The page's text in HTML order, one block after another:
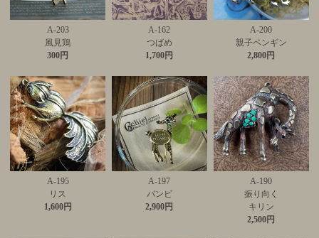
A-203
風見鶏
300円
A-162
つばめ
1,700円
A-200
親子ペンギン
2,800円
A-195
リス
1,600円
A-197
バンビ
2,900円
A-190
振り向く
キリン
2,500円